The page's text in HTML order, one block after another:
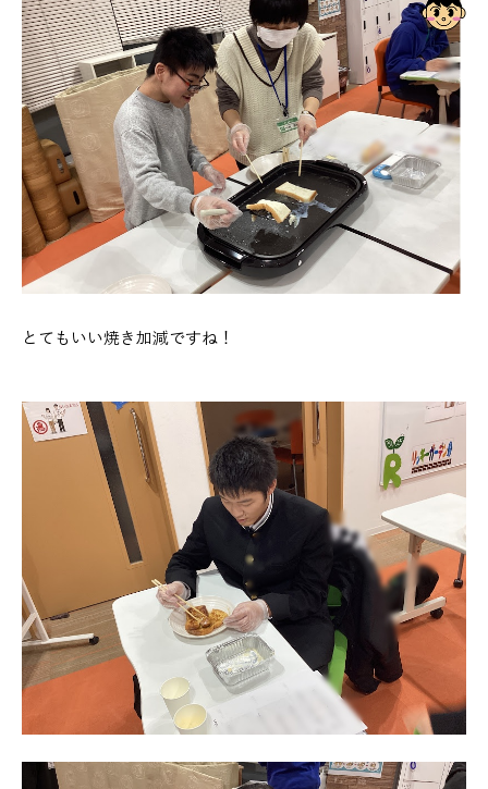
とてもいい焼き加減ですね！